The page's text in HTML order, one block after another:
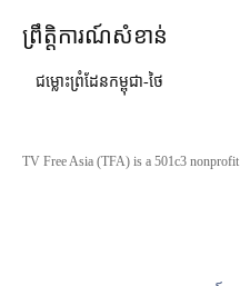
ព្រឹត្តិការណ៍សំខាន់
ជម្លោះព្រំដែនកម្ពុជា-ថៃ
TV Free Asia (TFA) is a 501c3 nonprofit